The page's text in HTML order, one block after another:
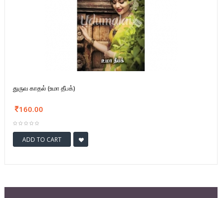
துருவ காதல் (உமா தீபக்)
160.00
ADD TO CART